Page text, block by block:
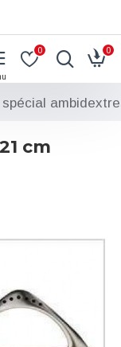
0 0
cm